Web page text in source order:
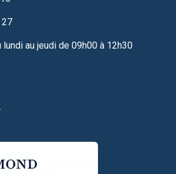
27
lundi au jeudi de 09h00 à 12h30